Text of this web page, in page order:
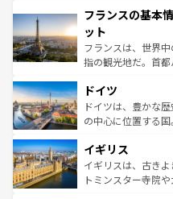
ませてくれるイタ
なお、新着のイタリ
しい。
文化が根付くこの
れる闘牛、そして
る。首都マドリー
アートに溢れた街
せる。地方によっ
ンテンツ一覧を参
フランスの基本
ット
フランスは、世界
指の観光地だ。首
で、幅広い魅力が
聖堂、美しいビー
から魅了する。ま
いる。シャンパンの
香り高いラベンダ
らに、パリ以外の
ドイツ
ドイツは、豊かな
の中心に位置する
顔を持つこの国は、
ルリンの文化的活
してライン川沿い
イギリス
イギリスは、古き
トミンスター寺院